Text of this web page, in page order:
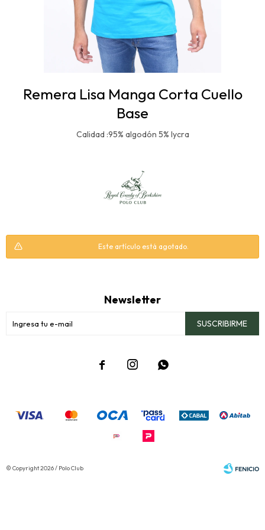
Remera Lisa Manga Corta Cuello
Base
Calidad :95% algodón 5% lycra
Este artículo está agotado.
Newsletter
SUSCRIBIRME
  
© Copyright 2026 / Polo Club